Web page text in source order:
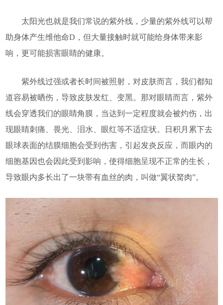
太阳光也就是我们常说的紫外线，少量的紫外线可以帮
助身体产生维他命D，但大量接触时就可能给身体带来影
响，更可能损害眼睛的健康。
紫外线过强或者长时间被照射，对皮肤而言，我们都知
道容易被晒伤，导致皮肤发红、变黑。那对眼睛而言，紫外
线会穿透我们的眼睛角膜，当达到一定程度就会被灼伤，出
现眼睛刺痛、畏光、泪水、眼红等不适症状。日积月累下去
眼球表面的结膜细胞会受到伤害，引起发炎反应，而眼内的
细胞基因也会因此受到影响，使得细胞呈现不正常的生长，
导致眼内多长出了一块带有血丝的肉，叫做“翼状胬肉”。